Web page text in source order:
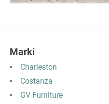
Marki
Charleston
Costanza
GV Furniture